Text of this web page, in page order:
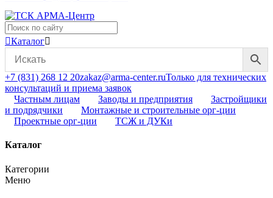
Поиск
...Каталог
+7 (831) 268 12 20zakaz@arma-center.ruТолько для технических
консультаций и приема заявок
Частным лицам
Заводы и предприятия
Застройщики
и подрядчики
Монтажные и строительные орг-ции
Проектные орг-ции
ТСЖ и ДУКи
Каталог
Категории
Меню